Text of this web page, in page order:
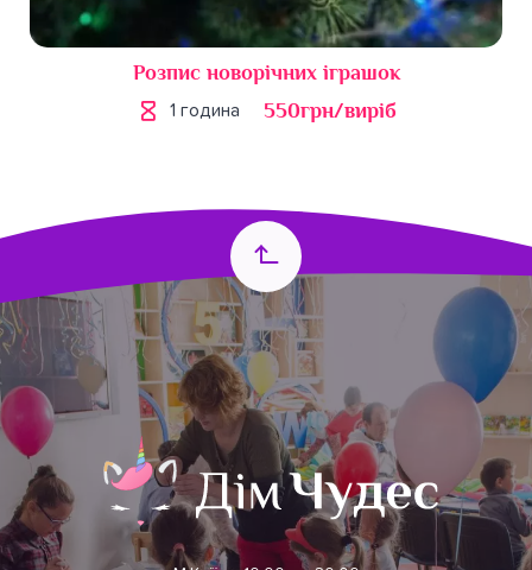
Розпис новорічних іграшок
1 година 550грн/виріб